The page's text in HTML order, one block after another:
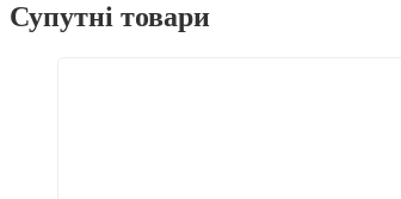
Супутні товари